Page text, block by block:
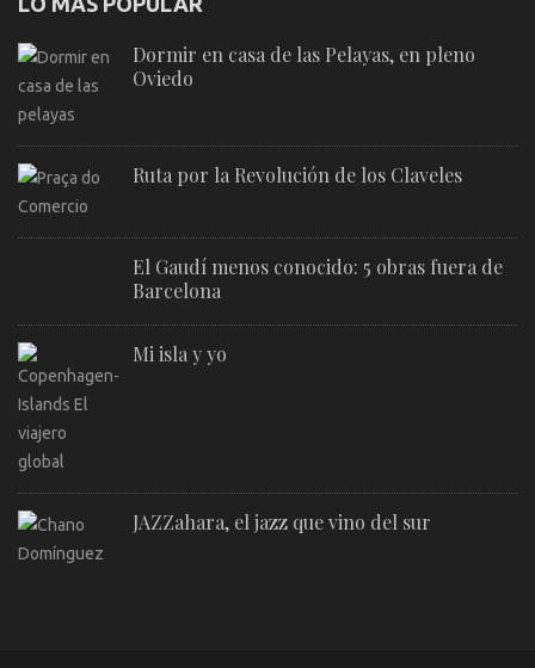
Dormir en casa de las Pelayas, en pleno
Oviedo
Ruta por la Revolución de los Claveles
El Gaudí menos conocido: 5 obras fuera de
Barcelona
Mi isla y yo
JAZZahara, el jazz que vino del sur